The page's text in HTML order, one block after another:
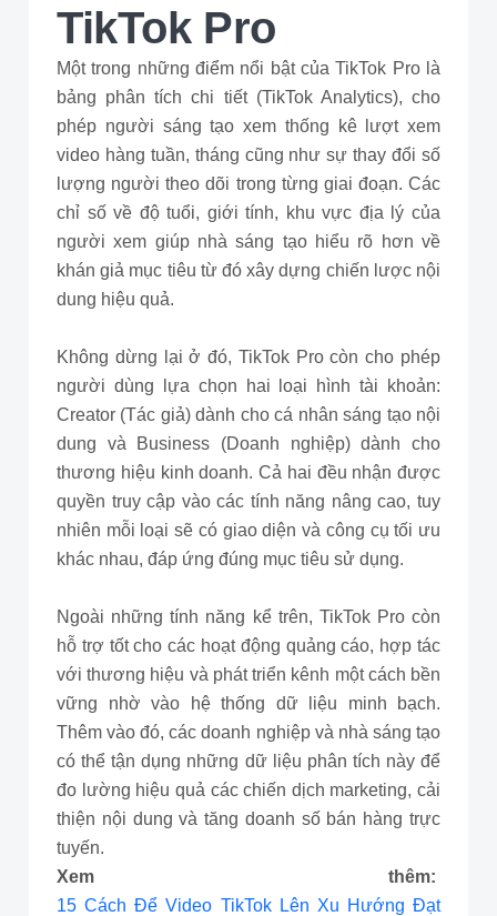
TikTok Pro
Một trong những điểm nổi bật của TikTok Pro là
bảng phân tích chi tiết (TikTok Analytics), cho
phép người sáng tạo xem thống kê lượt xem
video hàng tuần, tháng cũng như sự thay đổi số
lượng người theo dõi trong từng giai đoạn. Các
chỉ số về độ tuổi, giới tính, khu vực địa lý của
người xem giúp nhà sáng tạo hiểu rõ hơn về
khán giả mục tiêu từ đó xây dựng chiến lược nội
dung hiệu quả.
Không dừng lại ở đó, TikTok Pro còn cho phép
người dùng lựa chọn hai loại hình tài khoản:
Creator (Tác giả) dành cho cá nhân sáng tạo nội
dung và Business (Doanh nghiệp) dành cho
thương hiệu kinh doanh. Cả hai đều nhận được
quyền truy cập vào các tính năng nâng cao, tuy
nhiên mỗi loại sẽ có giao diện và công cụ tối ưu
khác nhau, đáp ứng đúng mục tiêu sử dụng.
Ngoài những tính năng kể trên, TikTok Pro còn
hỗ trợ tốt cho các hoạt động quảng cáo, hợp tác
với thương hiệu và phát triển kênh một cách bền
vững nhờ vào hệ thống dữ liệu minh bạch.
Thêm vào đó, các doanh nghiệp và nhà sáng tạo
có thể tận dụng những dữ liệu phân tích này để
đo lường hiệu quả các chiến dịch marketing, cải
thiện nội dung và tăng doanh số bán hàng trực
tuyến.
Xem thêm:
15 Cách Để Video TikTok Lên Xu Hướng Đạt